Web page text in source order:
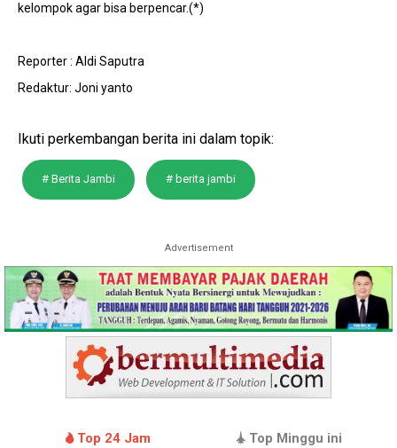
kelompok agar bisa berpencar.(*)
Reporter : Aldi Saputra
Redaktur: Joni yanto
Ikuti perkembangan berita ini dalam topik:
# Berita Jambi # berita jambi
Advertisement
Top 24 Jam Top Minggu ini